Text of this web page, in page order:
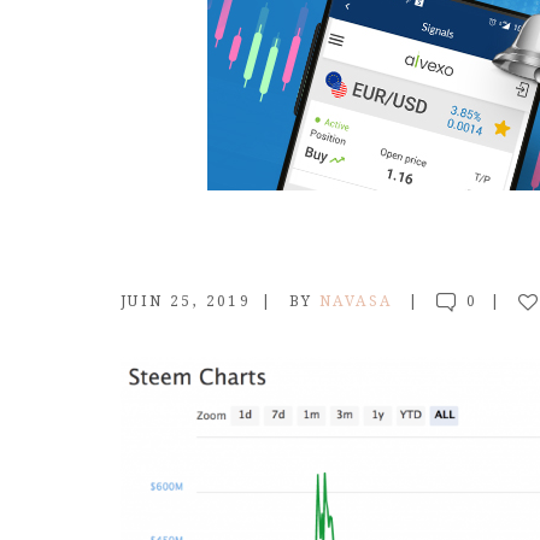
JUIN 25, 2019 BY NAVASA 0